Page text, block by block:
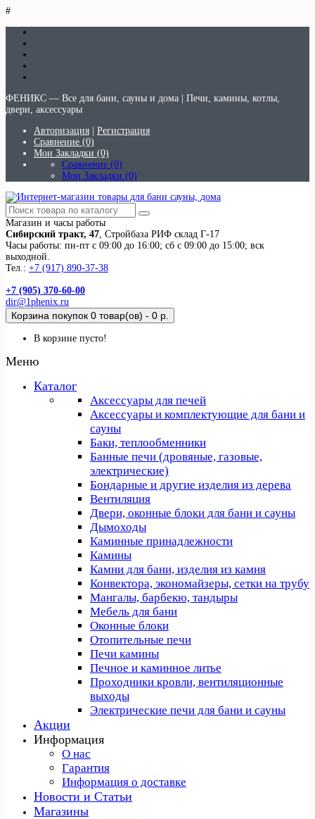
#
ФЕНИКС — Все для бани, сауны и дома | Печи, камины, котлы,
двери, аксессуары
Авторизация
Регистрация
Сравнение (0)
Мои Закладки (0)
Сравнение (0)
Мои Закладки (0)
Магазин и часы работы
Сибирский тракт, 47, Стройбаза РИФ склад Г-17
Часы работы: пн-пт с 09:00 до 16:00; сб с 09:00 до 15:00; вск
выходной.
Тел.: +7 (917) 890-37-38
+7 (905) 370-60-00
dir@1phenix.ru
Корзина покупок 0 товар(ов) - 0 р.
В корзине пусто!
Меню
Каталог
Аксессуары для печей
Аксессуары и комплектующие для бани и
сауны
Баки, теплообменники
Банные печи (дровяные, газовые,
электрические)
Бондарные и другие изделия из дерева
Вентиляция
Двери, оконные блоки для бани и сауны
Дымоходы
Каминные принадлежности
Камины
Камни для бани, изделия из камня
Конвектора, экономайзеры, сетки на трубу
Мангалы, барбекю, тандыры
Мебель для бани
Оконные блоки
Отопительные печи
Печи камины
Печное и каминное литье
Проходники кровли, вeнтиляционные
выходы
Электрические печи для бани и сауны
Акции
Информация
О нас
Гарантия
Информация о доставке
Новости и Статьи
Магазины